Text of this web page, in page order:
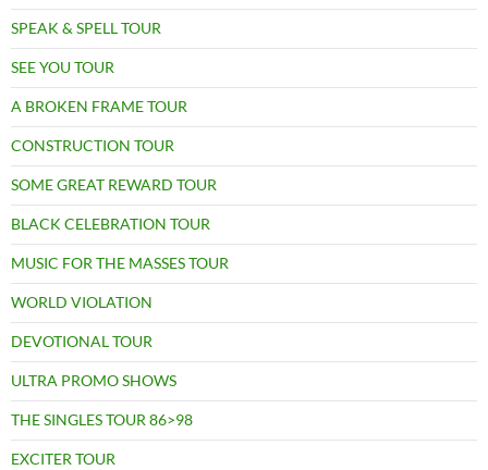
SPEAK & SPELL TOUR
SEE YOU TOUR
A BROKEN FRAME TOUR
CONSTRUCTION TOUR
SOME GREAT REWARD TOUR
BLACK CELEBRATION TOUR
MUSIC FOR THE MASSES TOUR
WORLD VIOLATION
DEVOTIONAL TOUR
ULTRA PROMO SHOWS
THE SINGLES TOUR 86>98
EXCITER TOUR